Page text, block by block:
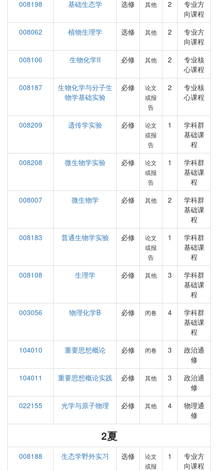
008198 基础生态学 选修 其他 2
专业方
向课程
008062
植物生理学 选修 其他 2
专业方
向课程
008106
生物化学II 必修 其他 2
专业核
心课程
008187
生物化学与分子生
物学基础实验
必修
论文
或报
告
2
专业核
心课程
008209 遗传学实验 必修
论文
或报
告
1
学科群
基础课
程
008208
微生物学实验 必修
论文
或报
告
1
学科群
基础课
程
008007
微生物学 必修 其他 2
学科群
基础课
程
008183
普通生物学实验 必修
论文
或报
告
1
学科群
基础课
程
008108
生理学 必修 其他 3
学科群
基础课
程
003056
物理化学B 必修 闭卷 4
学科群
基础课
程
104010
重要思想概论 必修 闭卷 3
政治通
修
104011
重要思想概论实践 必修 其他 3
政治通
修
022155
光学与原子物理 必修 其他 4
物理通
修
2夏
008188 生态学野外实习 选修
论文
或报
1
专业方
向课程